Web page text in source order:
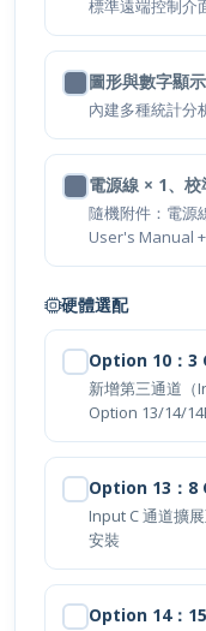
標準遠端控制介
圖形與數字顯
內建多種統計分
電源線 × 1、校
隨機附件：電源
User's Manual
硬體選配
Option 10：3
新增第三通道（
Option 13/14/
Option 13：8
Input C 通道擴
安裝
Option 14：